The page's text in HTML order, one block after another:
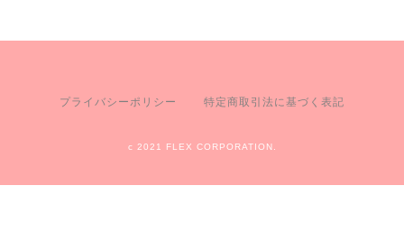
プライバシーポリシー 特定商取引法に基づく表記
c 2021 FLEX CORPORATION.